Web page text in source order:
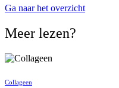
Ga naar het overzicht
Meer lezen?
Collageen